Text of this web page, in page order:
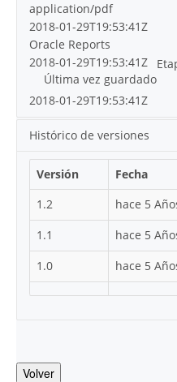
application/pdf
2018-01-29T19:53:41Z
Oracle Reports
2018-01-29T19:53:41Z
Última vez guardado
2018-01-29T19:53:41Z
Histórico de versiones
Versión Fecha
1.2
hace 5
1.1
hace 5
1.0
hace 5
Volver